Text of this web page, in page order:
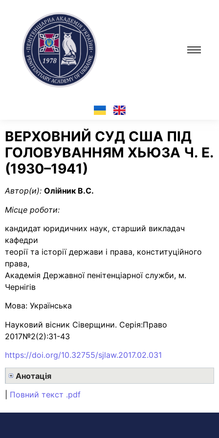
ВЕРХОВНИЙ СУД США ПІД
ГОЛОВУВАННЯМ ХЬЮЗА Ч. Е.
(1930–1941)
Автор(и): Олійник В.С.
Місце роботи:
кандидат юридичних наук, старший викладач
кафедри
теорії та історії держави і права, конституційного
права,
Академія Державної пенітенціарної служби, м.
Чернігів
Мова: Українська
Науковий вісник Сіверщини. Серія:Право
2017№2(2):31-43
https://doi.org/10.32755/sjlaw.2017.02.031
Анотація
Повний текст .pdf